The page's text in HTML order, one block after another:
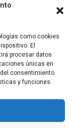
como cookies
El
procesar datos
únicas en
consentimiento
y funciones.